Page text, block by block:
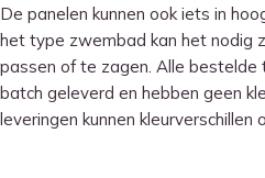
De panelen kunnen ook iets in
het type zwembad kan het nodig
passen of te zagen. Alle
batch geleverd en hebben geen
leveringen kunnen kleurverschillen